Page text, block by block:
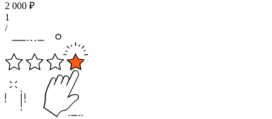
2 000 ₽
1
/